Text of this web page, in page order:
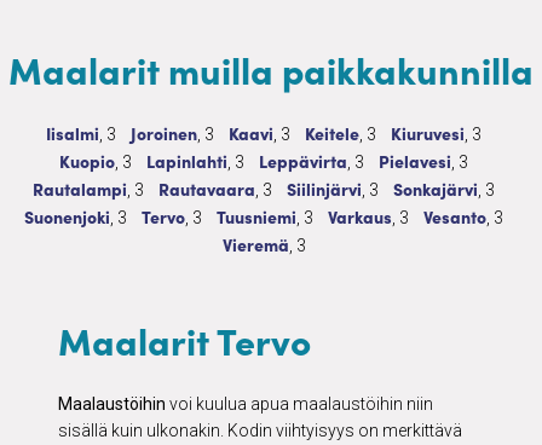
Maalarit muilla paikkakunnilla
Maalarit
Iisalmi 3 palvelua
, 3 Maalarit
Joroinen3 palvelua
, 3 Maalarit
Kaavi 3 palvelua
, 3 Maalarit
Keitele3 palvelua
, 3 Maalarit
Kiuruvesi 3
, 3
Maalarit
Kuopio3 palvelua
, 3 Maalarit
Lapinlahti 3 palvelua
, 3 Maalarit
Leppävirta 3 palvelua
, 3 Maalarit
Pielavesi 3 palvelua
, 3
Maalarit
Rautalampi 3 palvelua
, 3 Maalarit
Rautavaara 3 palvelua
, 3 Maalarit
Siilinjärvi 3 palvelua
, 3 Maalarit
Sonkajärvi 3
, 3
Maalarit
Suonenjoki 3 palvelua
, 3 Maalarit
Tervo3 palvelua
, 3 Maalarit
Tuusniemi 3 palvelua
, 3 Maalarit
Varkaus 3 palvelua
, 3 Maalarit
Vesanto3, 3
Maalarit
Vieremä3 palvelua
, 3
Maalarit Tervo
Maalaustöihin voi kuulua apua maalaustöihin niin
sisällä kuin ulkonakin. Kodin viihtyisyys on merkittävä